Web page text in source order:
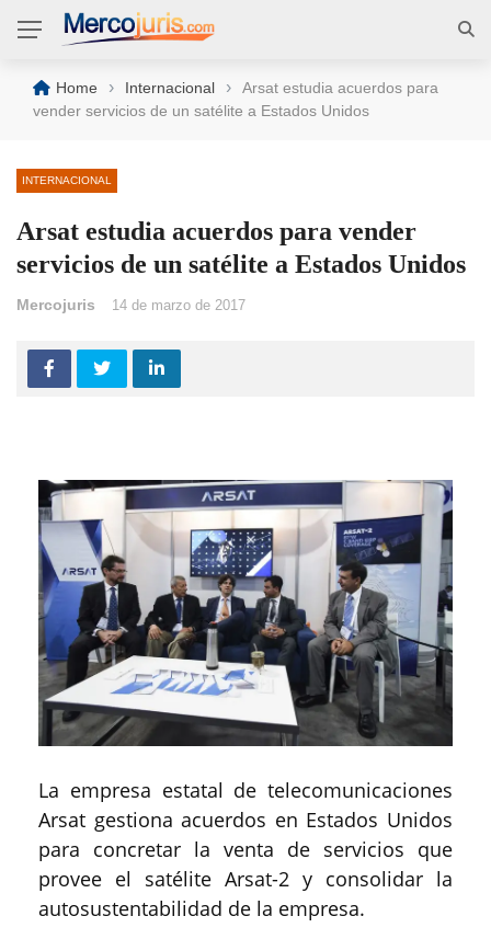
Home › Internacional ›
Arsat estudia acuerdos para
vender servicios de un satélite a Estados Unidos
INTERNACIONAL
Arsat estudia acuerdos para vender
servicios de un satélite a Estados Unidos
Mercojuris 14 de marzo de 2017
La empresa estatal de telecomunicaciones
Arsat gestiona acuerdos en Estados Unidos
para concretar la venta de servicios que
provee el satélite Arsat-2 y consolidar la
autosustentabilidad de la empresa.